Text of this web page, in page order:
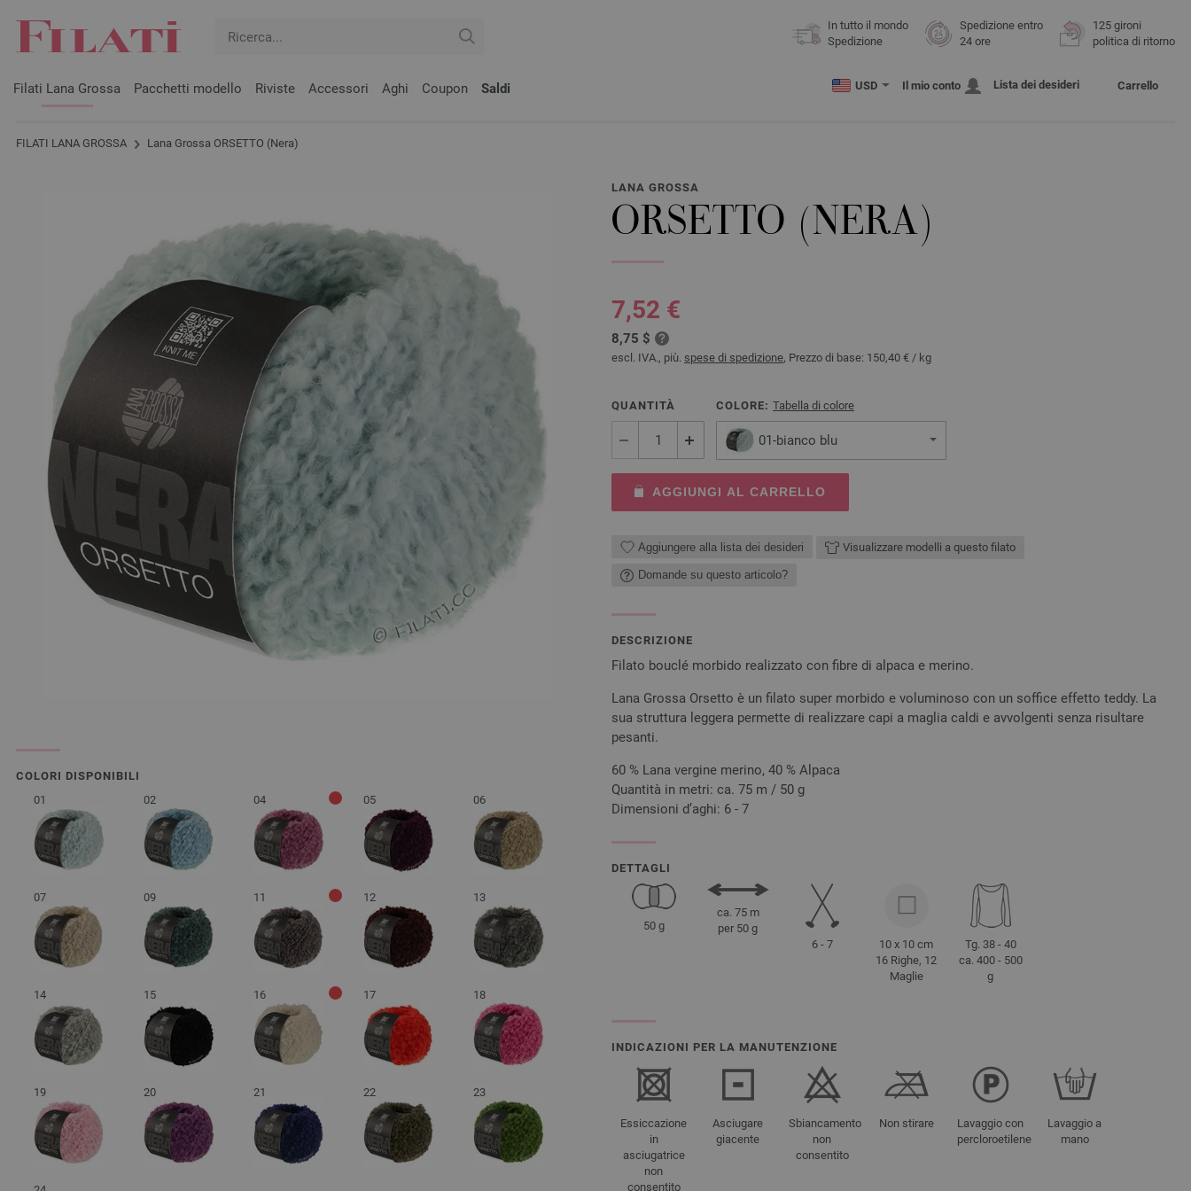
In tutto il mondo
Spedizione
Spedizione entro
24 ore
125 gironi
politica di ritorno
Filati Lana Grossa Pacchetti modello Riviste Accessori Aghi Coupon Saldi USD Il mio conto Lista dei desideri Carrello
FILATI LANA GROSSA Lana Grossa ORSETTO (Nera)
COLORI DISPONIBILI
01
02 04 05 06
07 09 11 12 13
14 15 16 17 18
19 20 21 22 23
LANA GROSSA
ORSETTO (NERA)
7,52 €
8,75 $
escl. IVA., più. spese di spedizione, Prezzo di base: 150,40 € / kg
QUANTITÀ COLORE: Tabella di colore
01-bianco blu
AGGIUNGI AL CARRELLO
Aggiungere alla lista dei desideri Visualizzare modelli a questo filato
Domande su questo articolo?
DESCRIZIONE
Filato bouclé morbido realizzato con fibre di alpaca e merino.
Lana Grossa Orsetto è un filato super morbido e voluminoso con un soffice effetto teddy. La
sua struttura leggera permette di realizzare capi a maglia caldi e avvolgenti senza risultare
pesanti.
60 % Lana vergine merino, 40 % Alpaca
Quantità in metri: ca. 75 m / 50 g
Dimensioni d’aghi: 6 - 7
DETTAGLI
50 g
ca. 75 m
per 50 g
6 - 7
10 x 10 cm
16 Righe, 12
Maglie
Tg. 38 - 40
ca. 400 - 500
g
INDICAZIONI PER LA MANUTENZIONE
Essiccazione
in
asciugatrice
non
consentito
Asciugare
giacente
Sbiancamento
non
consentito
Non stirare
Lavaggio con
percloroetilene
Lavaggio a
mano